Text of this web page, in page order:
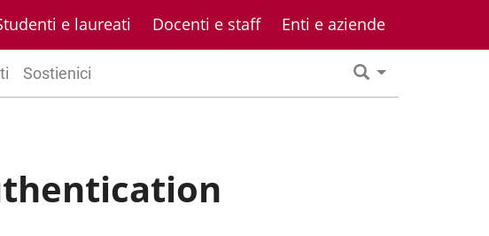
e laureati Docenti e staff Enti e aziende
Sostienici